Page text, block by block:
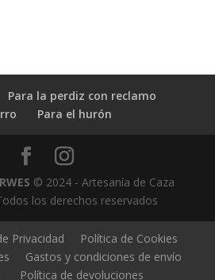
Para la perdiz con reclamo
Para el hurón
© 2024 - Artesanía de Caza
los derechos reservados
Privacidad
Política de Cookies
Gastos y condiciones de envío
Política de devoluciones